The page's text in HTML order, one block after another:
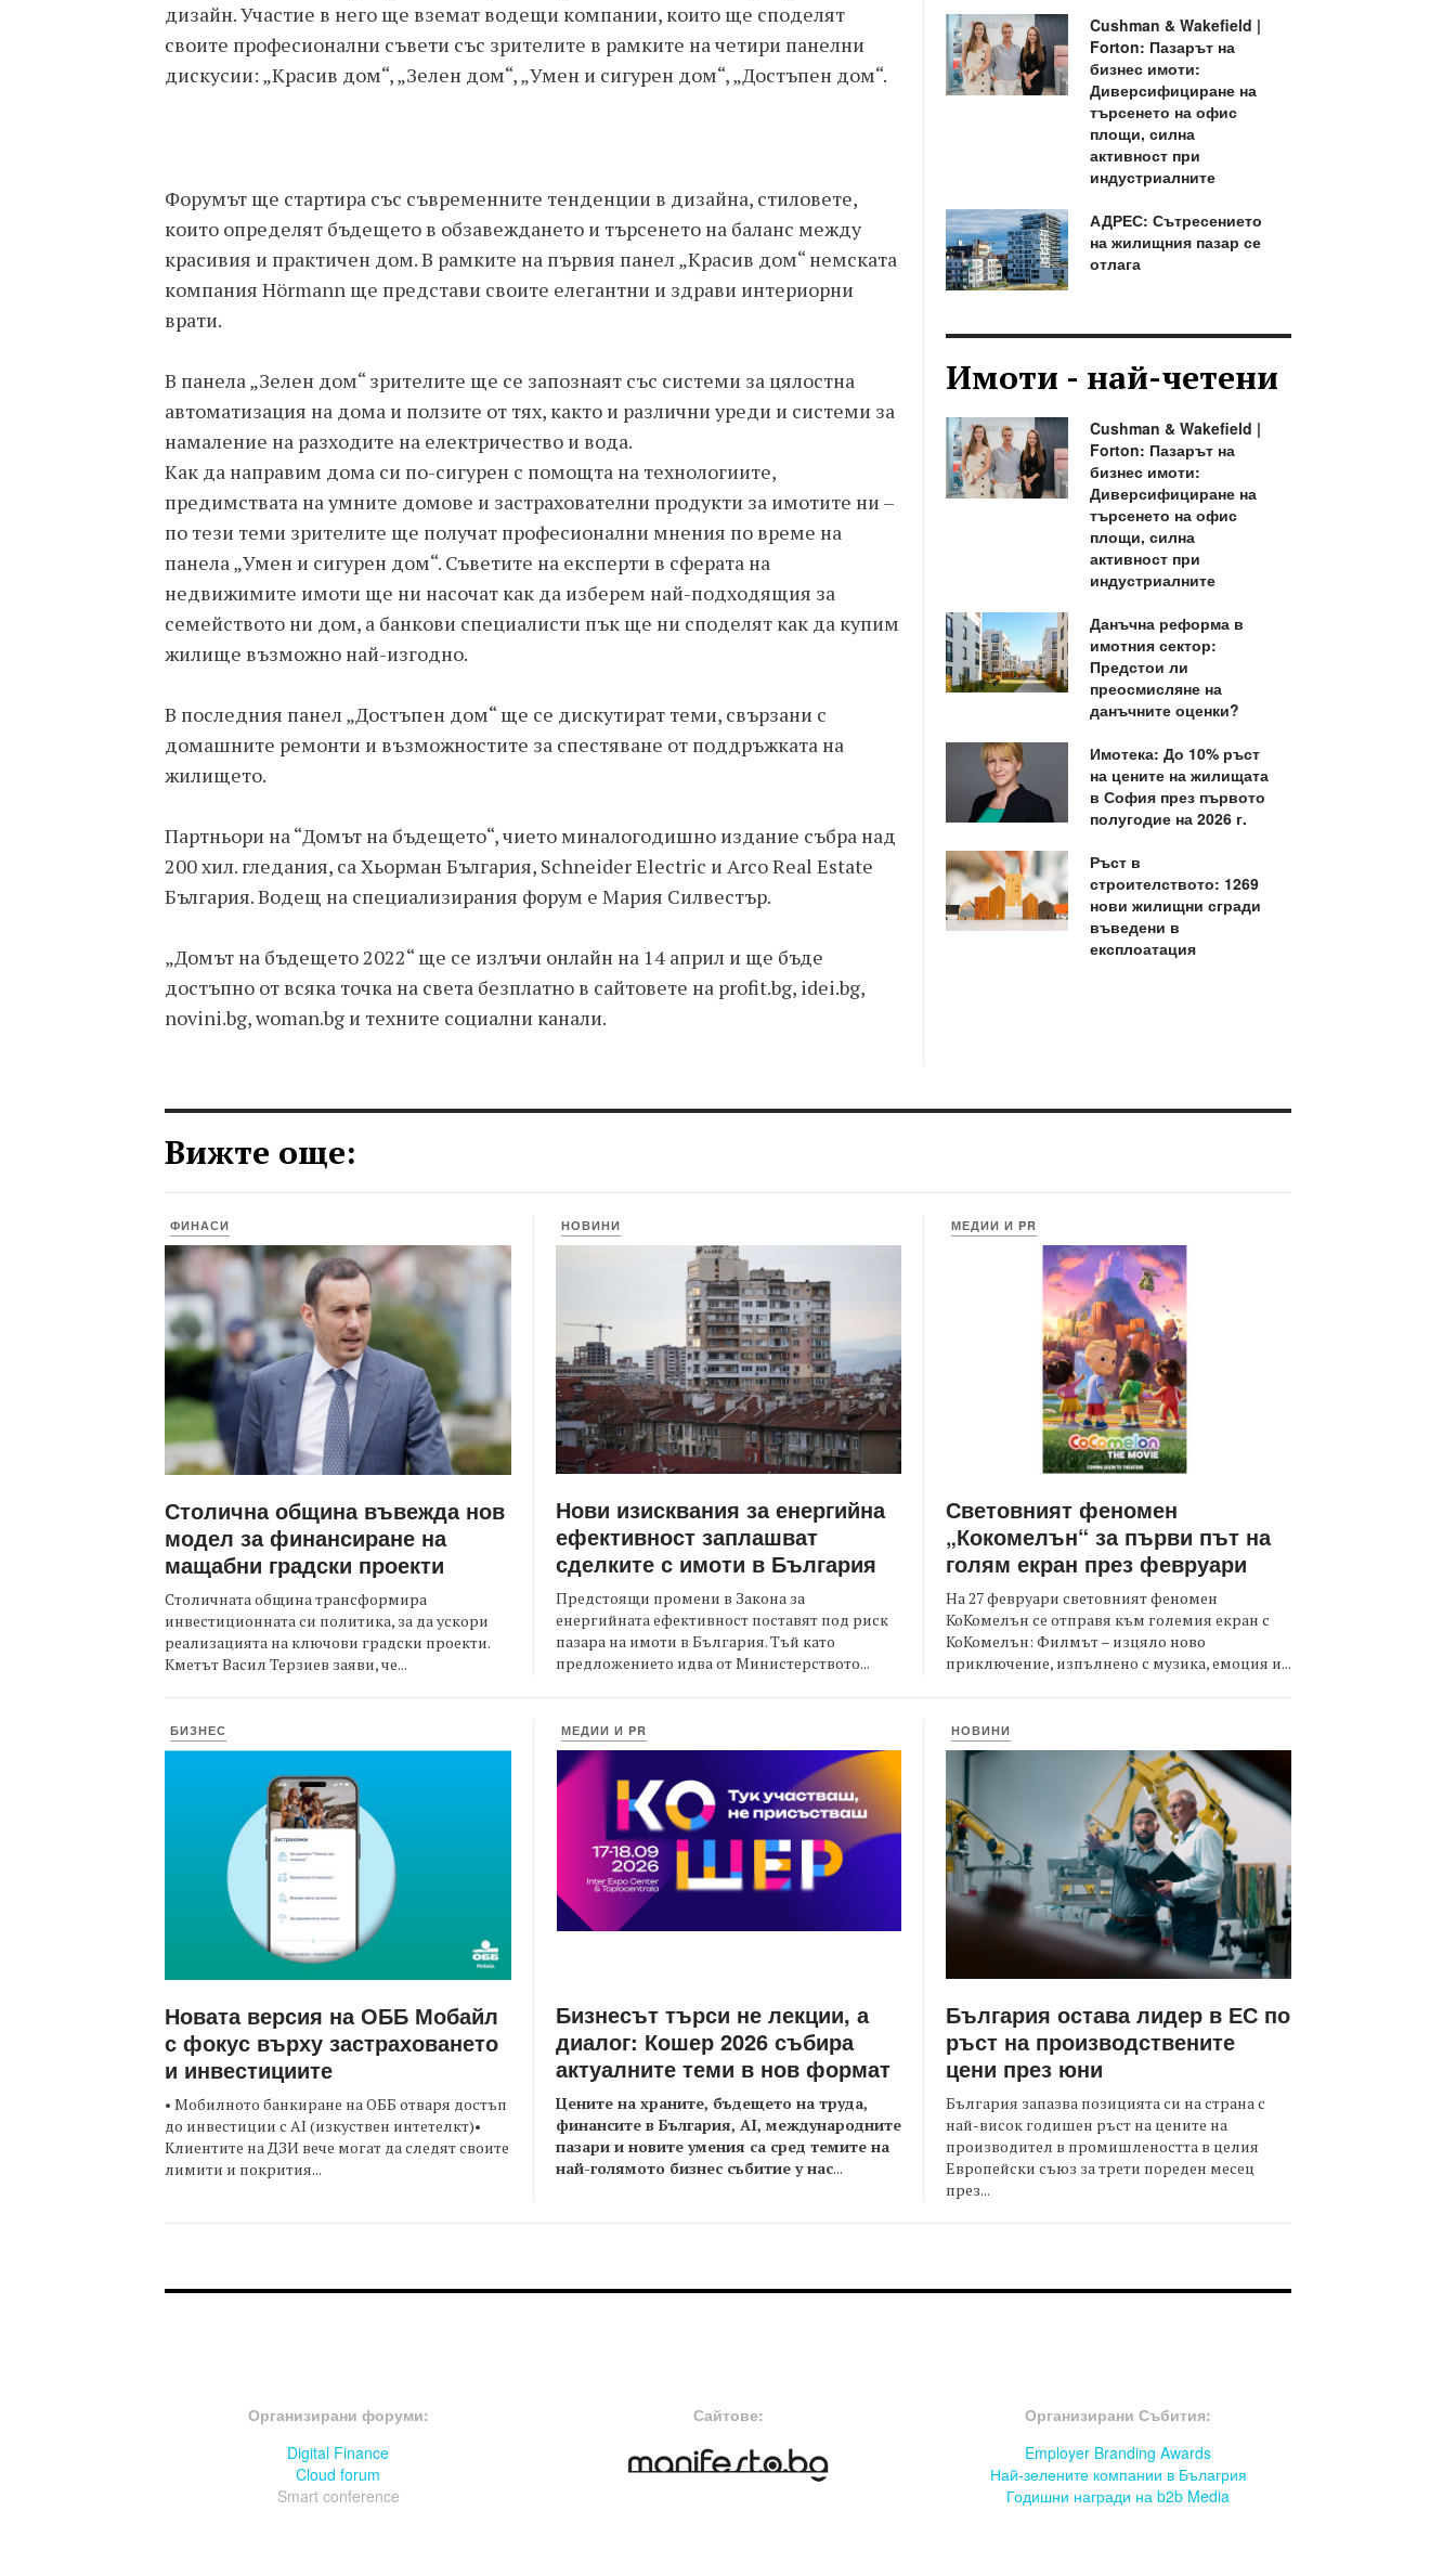
дизайн. Участие в него ще вземат водещи компании, които ще споделят
своите професионални съвети със зрителите в рамките на четири панелни
дискусии: „Красив дом“, „Зелен дом“, „Умен и сигурен дом“, „Достъпен дом“.
Форумът ще стартира със съвременните тенденции в дизайна, стиловете,
които определят бъдещето в обзавеждането и търсенето на баланс между
красивия и практичен дом. В рамките на първия панел „Красив дом“ немската
компания Hörmann ще представи своите елегантни и здрави интериорни
врати.
В панела „Зелен дом“ зрителите ще се запознаят със системи за цялостна
автоматизация на дома и ползите от тях, както и различни уреди и системи за
намаление на разходите на електричество и вода.
Как да направим дома си по-сигурен с помощта на технологиите,
предимствата на умните домове и застрахователни продукти за имотите ни –
по тези теми зрителите ще получат професионални мнения по време на
панела „Умен и сигурен дом“. Съветите на експерти в сферата на
недвижимите имоти ще ни насочат как да изберем най-подходящия за
семейството ни дом, а банкови специалисти пък ще ни споделят как да купим
жилище възможно най-изгодно.
В последния панел „Достъпен дом“ ще се дискутират теми, свързани с
домашните ремонти и възможностите за спестяване от поддръжката на
жилището.
Партньори на “Домът на бъдещето“, чието миналогодишно издание събра над
200 хил. гледания, са Хьорман България, Schneider Electric и Arco Real Estate
България. Водещ на специализирания форум е Мария Силвестър.
„Домът на бъдещето 2022“ ще се излъчи онлайн на 14 април и ще бъде
достъпно от всяка точка на света безплатно в сайтовете на profit.bg, idei.bg,
novini.bg, woman.bg и техните социални канали.
Cushman & Wakefield |
Forton: Пазарът на
бизнес имоти:
Диверсифициране на
търсенето на офис
площи, силна
активност при
индустриалните
АДРЕС: Сътресението
на жилищния пазар се
отлага
Имоти - най-четени
Cushman & Wakefield |
Forton: Пазарът на
бизнес имоти:
Диверсифициране на
търсенето на офис
площи, силна
активност при
индустриалните
Данъчна реформа в
имотния сектор:
Предстои ли
преосмисляне на
данъчните оценки?
Имотека: До 10% ръст
на цените на жилищата
в София през първото
полугодие на 2026 г.
Ръст в
строителството: 1269
нови жилищни сгради
въведени в
експлоатация
Вижте още:
ФИНАСИ
Столична община въвежда нов
модел за финансиране на
мащабни градски проекти
Столичната община трансформира
инвестиционната си политика, за да ускори
реализацията на ключови градски проекти.
Кметът Васил Терзиев заяви, че...
НОВИНИ
Нови изисквания за енергийна
ефективност заплашват
сделките с имоти в България
Предстоящи промени в Закона за
енергийната ефективност поставят под риск
пазара на имоти в България. Тъй като
предложението идва от Министерството...
МЕДИИ И PR
Световният феномен
„Кокомелън“ за първи път на
голям екран през февруари
На 27 февруари световният феномен
КоКомелън се отправя към големия екран с
КоКомелън: Филмът – изцяло ново
приключение, изпълнено с музика, емоция и...
БИЗНЕС
Новата версия на ОББ Мобайл
с фокус върху застраховането
и инвестициите
• Мобилното банкиране на ОББ отваря достъп
до инвестиции с AI (изкуствен интетелкт)•
Клиентите на ДЗИ вече могат да следят своите
лимити и покрития...
МЕДИИ И PR
Бизнесът търси не лекции, а
диалог: Кошер 2026 събира
актуалните теми в нов формат
Цените на храните, бъдещето на труда,
финансите в България, AI, международните
пазари и новите умения са сред темите на
най-голямото бизнес събитие у нас...
НОВИНИ
България остава лидер в ЕС по
ръст на производствените
цени през юни
България запазва позицията си на страна с
най-висок годишен ръст на цените на
производител в промишлеността в целия
Европейски съюз за трети пореден месец
през...
Организирани форуми:
Digital Finance
Cloud forum
Smart conference
Сайтове:
Организирани Събития:
Employer Branding Awards
Най-зелените компании в Бълагрия
Годишни награди на b2b Media